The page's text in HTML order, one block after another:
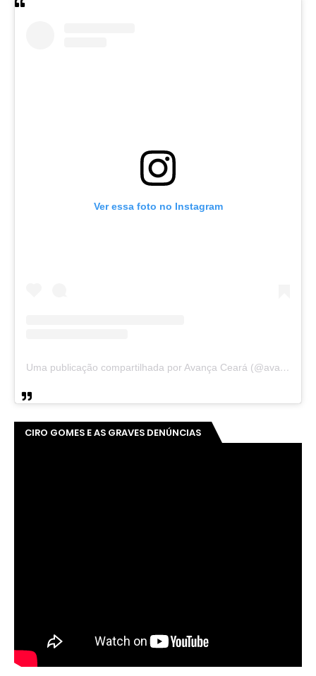
Ver essa foto no Instagram
Uma publicação compartilhada por Avança Ceará (@avancaceara)
CIRO GOMES E AS GRAVES DENÚNCIAS